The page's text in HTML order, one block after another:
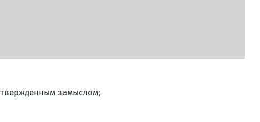
замыслом;